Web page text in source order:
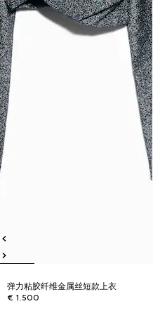
弹力粘胶纤维金属丝短款上衣
€ 1.500